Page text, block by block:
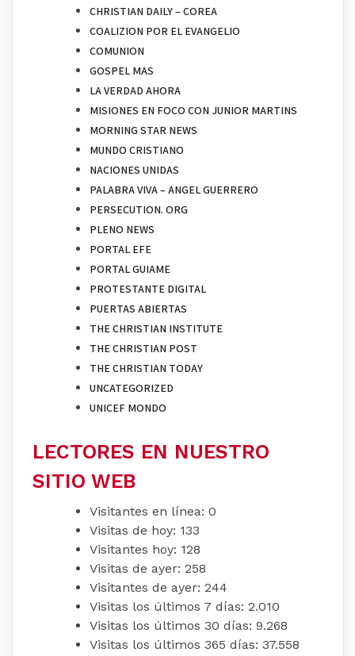
CHRISTIAN DAILY – COREA
COALIZION POR EL EVANGELIO
COMUNION
GOSPEL MAS
LA VERDAD AHORA
MISIONES EN FOCO CON JUNIOR MARTINS
MORNING STAR NEWS
MUNDO CRISTIANO
NACIONES UNIDAS
PALABRA VIVA – ANGEL GUERRERO
PERSECUTION. ORG
PLENO NEWS
PORTAL EFE
PORTAL GUIAME
PROTESTANTE DIGITAL
PUERTAS ABIERTAS
THE CHRISTIAN INSTITUTE
THE CHRISTIAN POST
THE CHRISTIAN TODAY
UNCATEGORIZED
UNICEF MONDO
LECTORES EN NUESTRO
SITIO WEB
Visitantes en línea: 0
Visitas de hoy: 133
Visitantes hoy: 128
Visitas de ayer: 258
Visitantes de ayer: 244
Visitas los últimos 7 días: 2.010
Visitas los últimos 30 días: 9.268
Visitas los últimos 365 días: 37.558